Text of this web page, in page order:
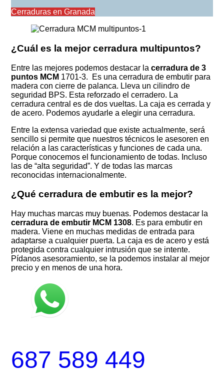
Cerraduras en Granada
¿Cuál es la mejor cerradura multipuntos?
Entre las mejores podemos destacar lacerradura de 3
puntos MCM 1701-3. Es una cerradura de embutir para
madera con cierre de palanca. Lleva un cilindro de
seguridad BPS. Esta reforzado el cerradero. La
cerradura central es de dos vueltas. La caja es cerrada y
de acero. Podemos ayudarle a elegir una cerradura.
Entre la extensa variedad que existe actualmente, será
sencillo si permite que nuestros técnicos le asesoren en
relación a las características y funciones de cada una.
Porque conocemos el funcionamiento de todas. Incluso
las de “alta seguridad”. Y de todas las marcas
reconocidas internacionalmente.
¿Qué cerradura de embutir es la mejor?
Hay muchas marcas muy buenas. Podemos destacar la
cerradura de embutir MCM 1308. Es para embutir en
madera. Viene en muchas medidas de entrada para
adaptarse a cualquier puerta. La caja es de acero y está
protegida contra cualquier intrusión que se intente.
Pídanos asesoramiento, se la podemos instalar al mejor
precio y en menos de una hora.
687 589 449